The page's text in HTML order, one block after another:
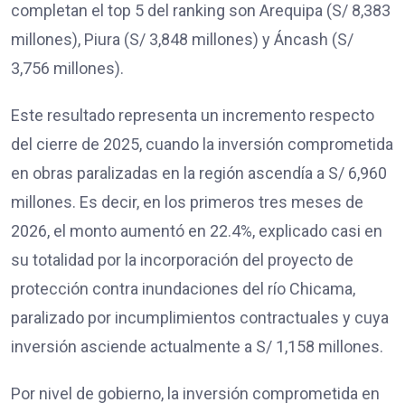
completan el top 5 del ranking son Arequipa (S/ 8,383
millones), Piura (S/ 3,848 millones) y Áncash (S/
3,756 millones).
Este resultado representa un incremento respecto
del cierre de 2025, cuando la inversión comprometida
en obras paralizadas en la región ascendía a S/ 6,960
millones. Es decir, en los primeros tres meses de
2026, el monto aumentó en 22.4%, explicado casi en
su totalidad por la incorporación del proyecto de
protección contra inundaciones del río Chicama,
paralizado por incumplimientos contractuales y cuya
inversión asciende actualmente a S/ 1,158 millones.
Por nivel de gobierno, la inversión comprometida en